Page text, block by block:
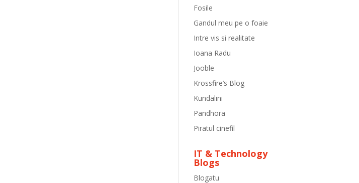
Fosile
Gandul meu pe o foaie
Intre vis si realitate
Ioana Radu
Jooble
Krossfire’s Blog
Kundalini
Pandhora
Piratul cinefil
IT & Technology
Blogs
Blogatu